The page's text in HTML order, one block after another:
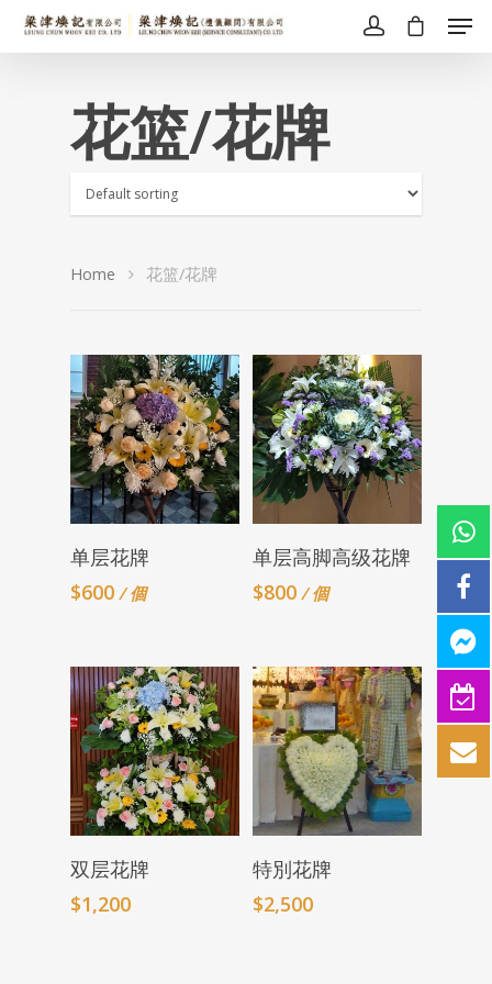
花篮/花牌
Home 花篮/花牌
Add To Cart
单层花牌
$600 / 個
Add To Cart
单层高脚高级花牌
$800 / 個
Add To Cart
双层花牌
$1,200
Add To Cart
特別花牌
$2,500